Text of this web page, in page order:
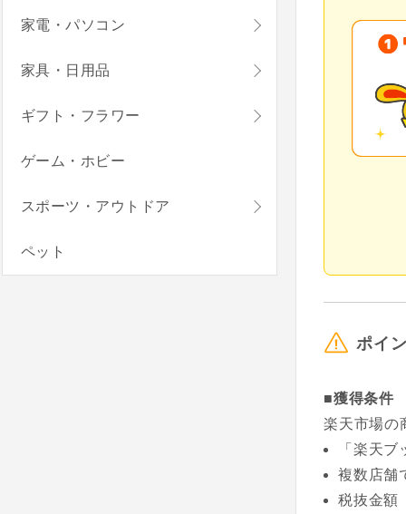
ポイ
■獲得条件
楽天市場の
「楽天
複数店舗
税抜金額
家電・パソコン
家具・日用品
ギフト・フラワー
ゲーム・ホビー
スポーツ・アウトドア
ペット